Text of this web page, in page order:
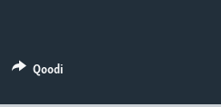
Qoodi